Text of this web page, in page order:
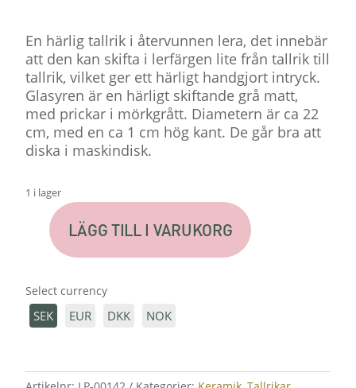
En härlig tallrik i återvunnen lera, det innebär
att den kan skifta i lerfärgen lite från tallrik till
tallrik, vilket ger ett härligt handgjort intryck.
Glasyren är en härligt skiftande grå matt,
med prickar i mörkgrått. Diametern är ca 22
cm, med en ca 1 cm hög kant. De går bra att
diska i maskindisk.
1 i lager
TALLRIK
"GRÅ
MÄNGD
LÄGG TILL I VARUKORG
Select currency
SEK EUR DKK NOK